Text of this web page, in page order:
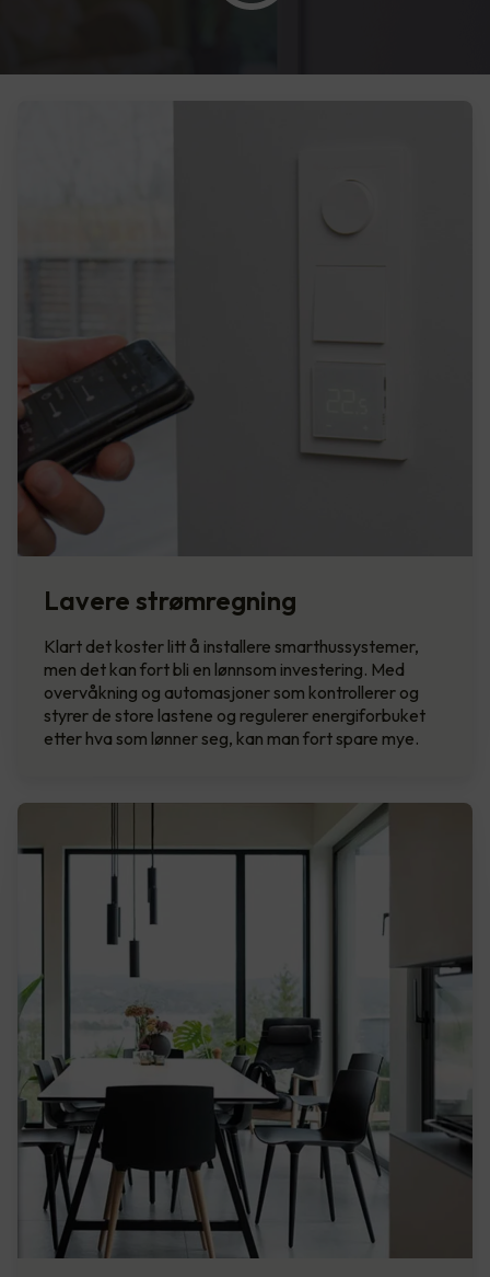
Lavere strømregning
Klart det koster litt å installere smarthussystemer,
men det kan fort bli en lønnsom investering. Med
overvåkning og automasjoner som kontrollerer og
styrer de store lastene og regulerer energiforbuket
etter hva som lønner seg, kan man fort spare mye.